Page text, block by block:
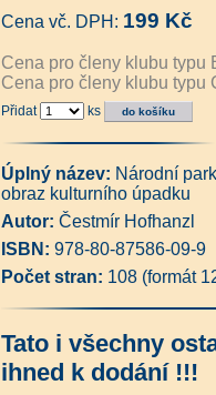
Cena vč. DPH: 199 Kč
Cena pro členy klubu typu
Cena pro členy klubu typu
Přidat ks
Úplný název: Národní
obraz kulturního úpadku
Autor: Čestmír Hofhanzl
ISBN: 978-80-87586-09-9
Počet stran: 108 (formát
Tato i všechny
ihned k dodání !!!